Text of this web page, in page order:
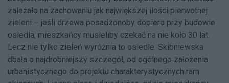
zależało na zachowaniu jak największej ilości pierwotnej
zieleni – jeśli drzewa posadzonoby dopiero przy budowie
osiedla, mieszkańcy musieliby czekać na nie koło 30 lat.
Lecz nie tylko zieleń wyróżnia to osiedle. Skibniewska
dbała o najdrobniejszy szczegół, od ogólnego założenia
urbanistycznego do projektu charakterystycznych ram